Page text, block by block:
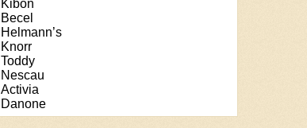
Kibon
Becel
Helmann’s
Knorr
Toddy
Nescau
Activia
Danone